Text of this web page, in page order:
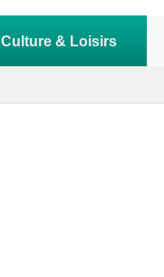
Culture & Loisirs